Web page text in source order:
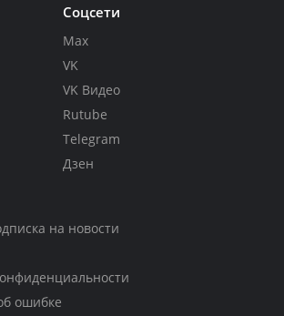
Соцсети
Max
VK
VK Видео
Rutube
Telegram
Дзен
на новости
ошибке